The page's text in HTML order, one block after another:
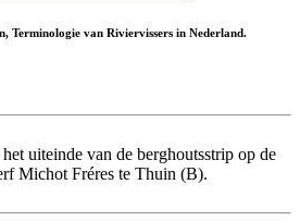
Terminologie van Riviervissers in Nederland.
uiteinde van de berghoutsstrip op de
Michot Fréres te Thuin (B).